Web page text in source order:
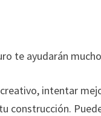
te ayudarán
intentar
construcción.